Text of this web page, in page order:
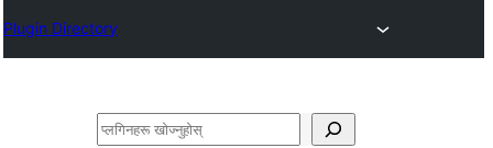
Plugin Directory
खोज्नुहोस्